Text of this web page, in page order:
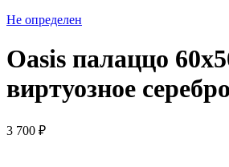
Не определен
Oasis палаццо
виртуозное серебро
3 700 ₽